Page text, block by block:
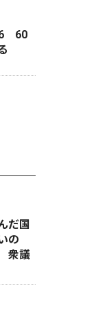
60
だ国
の
衆議